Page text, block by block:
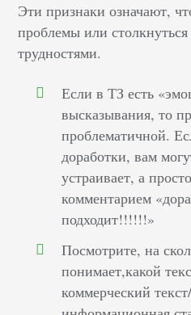
Эти признаки означают,
проблемы или
трудностями.
Если в ТЗ есть
высказывания, то
проблематичной.
доработки, вам
устраивает, а
комментарием
подходит!!!!!!»
Посмотрите, на
понимает,какой
коммерческий